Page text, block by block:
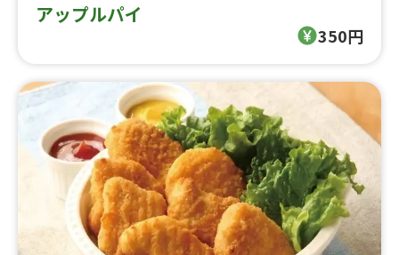
アップルパイ
350円